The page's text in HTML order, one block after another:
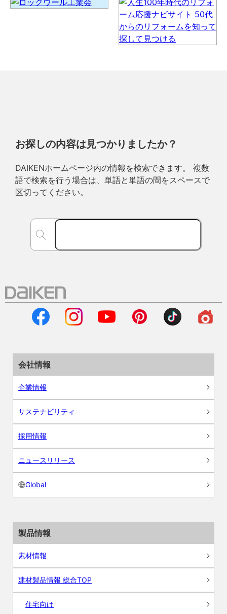
お探しの内容は見つかりましたか？
DAIKENホームページ内の情報を検索できます。 複数
語で検索を行う場合は、単語と単語の間をスペースで
区切ってください。
会社情報
企業情報
サステナビリティ
採用情報
ニュースリリース
Global
製品情報
素材情報
建材製品情報 総合TOP
住宅向け